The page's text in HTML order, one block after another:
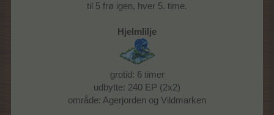
til 5 frø igen, hver 5. time.
Hjelmlilje
grotid: 6 timer
udbytte: 240 EP (2x2)
område: Agerjorden og Vildmarken